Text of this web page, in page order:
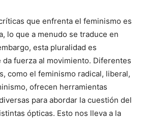
que enfrenta el feminismo es
lo que a menudo se traduce en
esta pluralidad es
fuerza al movimiento. Diferentes
como el feminismo radical, liberal,
ofrecen herramientas
para abordar la cuestión del
ópticas. Esto nos lleva a la